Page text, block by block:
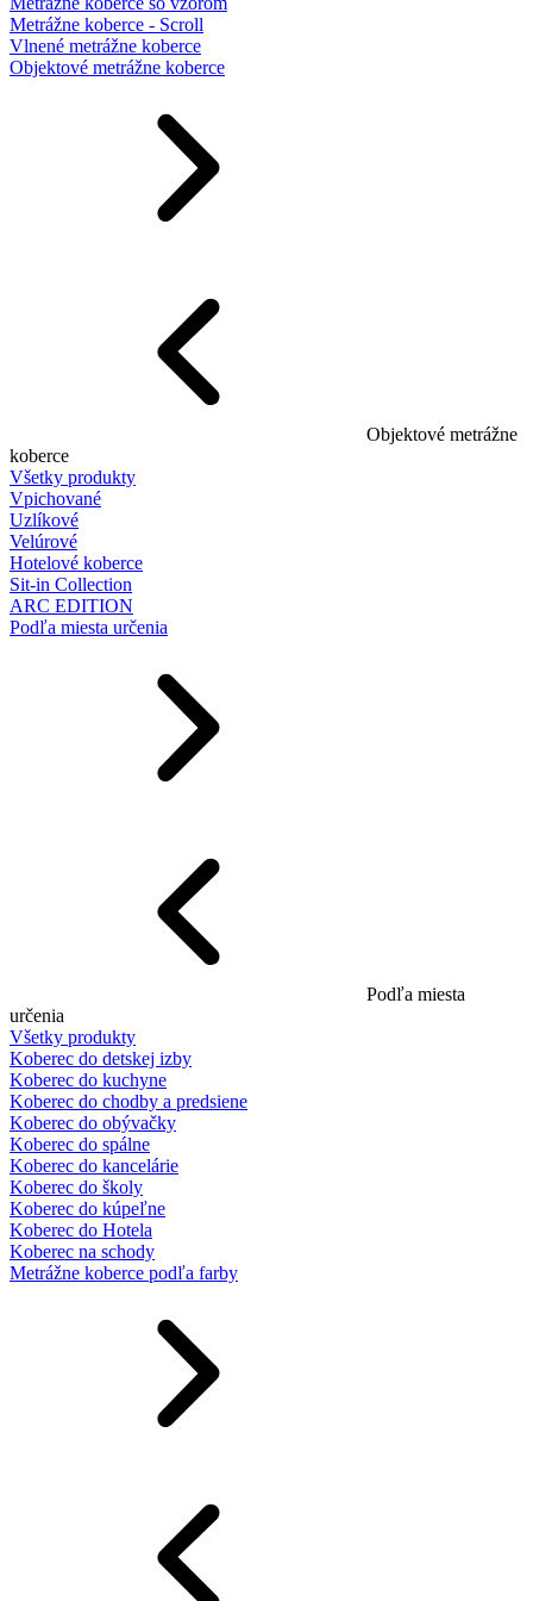
Metrážne koberce - Scroll
Vlnené metrážne koberce
Objektové metrážne koberce
Objektové metrážne
koberce
Všetky produkty
Vpichované
Uzlíkové
Velúrové
Hotelové koberce
Sit-in Collection
ARC EDITION
Podľa miesta určenia
Podľa miesta
určenia
Všetky produkty
Koberec do detskej izby
Koberec do kuchyne
Koberec do chodby a predsiene
Koberec do obývačky
Koberec do spálne
Koberec do kancelárie
Koberec do školy
Koberec do kúpeľne
Koberec do Hotela
Koberec na schody
Metrážne koberce podľa farby